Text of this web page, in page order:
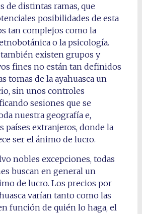
de distintas ramas, que
posibilidades de esta
tan complejos como la
o la psicología.
existen grupos y
fines no están tan definidos
tomas de la ayahuasca un
sin unos controles
sesiones que se
nuestra geografía e,
países extranjeros, donde la
ser el ánimo de lucro.
nobles excepciones, todas
buscan en general un
de lucro. Los precios por
varían tanto como las
función de quién lo haga, el